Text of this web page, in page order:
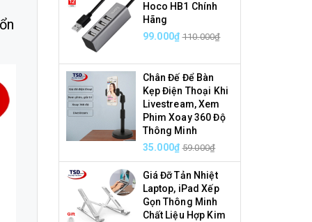
Hoco HB1 Chính
Hãng
99.000₫ 110.000₫
Chân Đế Để Bàn
Kẹp Điện Thoại Khi
Livestream, Xem
Phim Xoay 360 Độ
Thông Minh
35.000₫ 59.000₫
Giá Đỡ Tản Nhiệt
Laptop, iPad Xếp
Gọn Thông Minh
Chất Liệu Hợp Kim